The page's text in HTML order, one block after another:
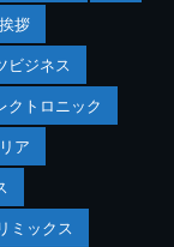
拶
ビジネス
クトロニック
ア
リミックス